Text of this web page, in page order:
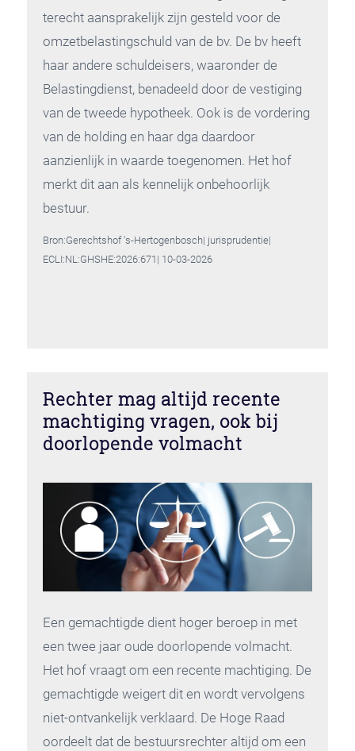
terecht aansprakelijk zijn gesteld voor de
omzetbelastingschuld van de bv. De bv heeft
haar andere schuldeisers, waaronder de
Belastingdienst, benadeeld door de vestiging
van de tweede hypotheek. Ook is de vordering
van de holding en haar dga daardoor
aanzienlijk in waarde toegenomen. Het hof
merkt dit aan als kennelijk onbehoorlijk
bestuur.
Bron:Gerechtshof ‘s-Hertogenbosch| jurisprudentie|
ECLI:NL:GHSHE:2026:671| 10-03-2026
Rechter mag altijd recente
machtiging vragen, ook bij
doorlopende volmacht
Een gemachtigde dient hoger beroep in met
een twee jaar oude doorlopende volmacht.
Het hof vraagt om een recente machtiging. De
gemachtigde weigert dit en wordt vervolgens
niet-ontvankelijk verklaard. De Hoge Raad
oordeelt dat de bestuursrechter altijd om een